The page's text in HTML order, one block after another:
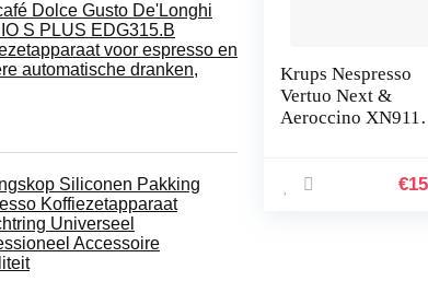
Dolce Gusto De'Longhi
S PLUS EDG315.B
voor espresso en
automatische dranken,
Siliconen Pakking
Koffiezetapparaat
Universeel
Accessoire
Krups Nespresso
Vertuo Next &
Aeroccino
koffie, Vers
€